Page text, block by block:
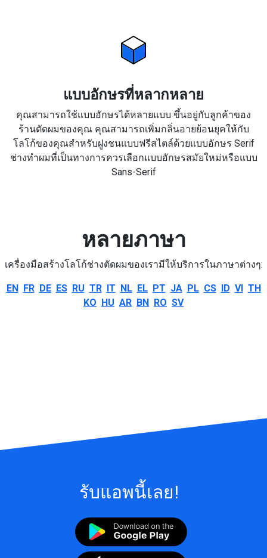
แบบอักษรที่หลากหลาย
คุณสามารถใช้แบบอักษรได้หลายแบบ ขึ้นอยู่กับลูกค้าของ
ร้านตัดผมของคุณ คุณสามารถเพิ่มกลิ่นอายย้อนยุคให้กับ
โลโก้ของคุณสำหรับฝูงชนแบบฟรีสไตล์ด้วยแบบอักษร Serif
ช่างทำผมที่เป็นทางการควรเลือกแบบอักษรสมัยใหม่หรือแบบ
Sans-Serif
หลายภาษา
เครื่องมือสร้างโลโก้ช่างตัดผมของเรามีให้บริการในภาษาต่างๆ:
EN FR DE ES RU TR IT NL EL PT JA PL CS ID VI TH
KO HU AR BN RO SV
รับแอพนี้เลย!